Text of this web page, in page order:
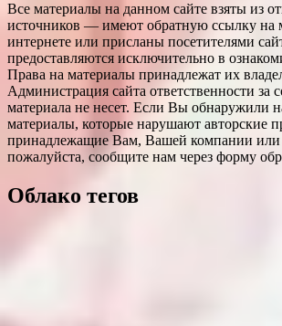
Все материалы на данном сайте взяты из
источников — имеют обратную ссылку на
интернете или присланы посетителями
предоставляются исключительно в
Права на материалы принадлежат их
Администрация сайта ответственности за
материала не несет. Если Вы обнаружили
материалы, которые нарушают авторские
принадлежащие Вам, Вашей компании или
пожалуйста, сообщите нам через форму
Облако тегов